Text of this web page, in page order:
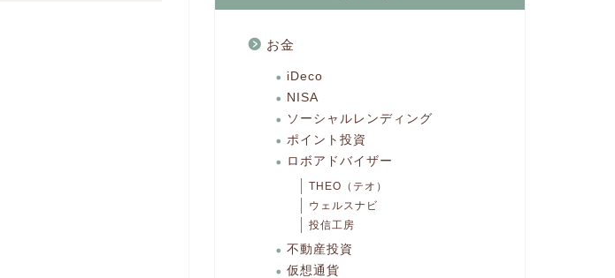
お金
iDeco
NISA
ソーシャルレンディング
ポイント投資
ロボアドバイザー
THEO（テオ）
ウェルスナビ
投信工房
不動産投資
仮想通貨